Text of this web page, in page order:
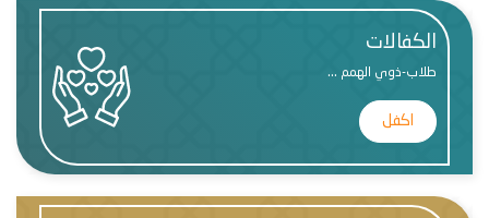
الكفالات
طلاب-ذوي الهمم ...
اكفل